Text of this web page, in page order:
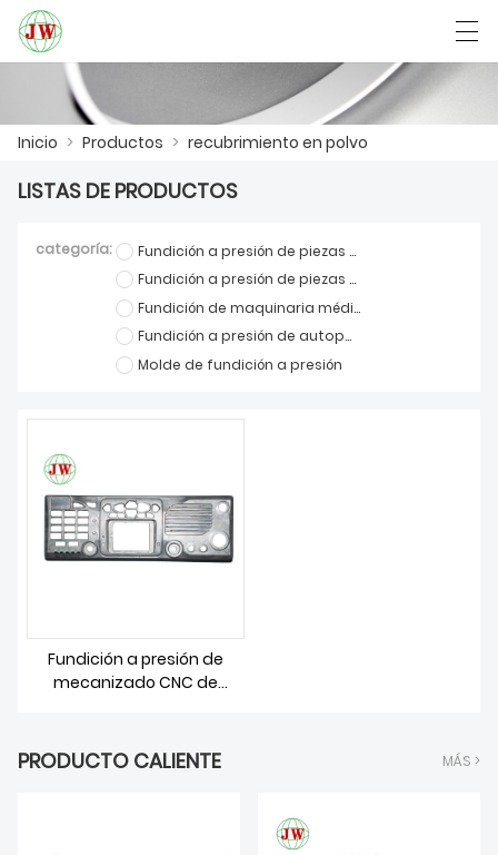
PRODUCTOS
LA FÁBRICA
CONTÁCTENOS
SOBRE NOSOTROS
العربية Deutsch English
Inicio > Productos > recubrimiento en polvo
LISTAS DE PRODUCTOS
categoría:
Fundición a presión de piezas de muebles
Fundición a presión de piezas de comunicación
Fundición de maquinaria médica
Fundición a presión de autopartes
Molde de fundición a presión
Fundición a presión de
mecanizado CNC de
PRODUCTO CALIENTE MÁS >